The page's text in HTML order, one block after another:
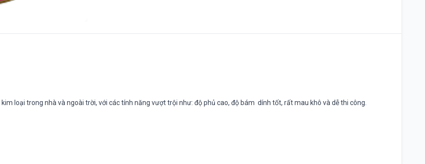
loại trong nhà và ngoài trời, với các tính năng vượt trội như: độ phủ cao, độ bám dính tốt, rất mau khô và dễ thi công.